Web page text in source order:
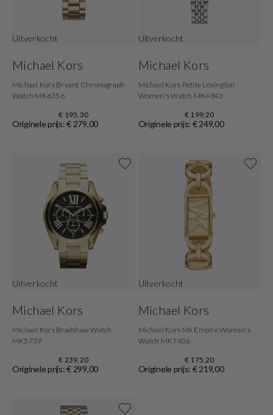
Uitverkocht
Michael Kors
Michael Kors Bryant Chronograph
Watch MK6356
€ 195,30
Originele prijs: € 279,00
Uitverkocht
Michael Kors
Michael Kors Petite Lexington
Women's Watch MK4843
€ 199,20
Originele prijs: € 249,00
Uitverkocht
Michael Kors
Michael Kors Bradshaw Watch
MK5739
€ 239,20
Originele prijs: € 299,00
Uitverkocht
Michael Kors
Michael Kors Mk Empire Women's
Watch MK7406
€ 175,20
Originele prijs: € 219,00